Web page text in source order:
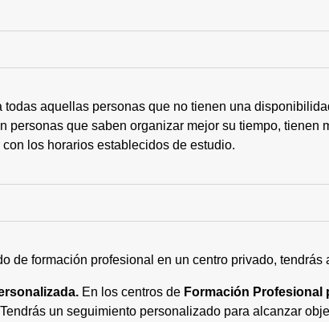
todas aquellas personas que no tienen una
personas que saben organizar mejor su tiempo, tienen
los horarios establecidos de estudio.
de formación profesional en un centro privado, tendrás
En los centros de Formación Profesional
un seguimiento personalizado para alcanzar